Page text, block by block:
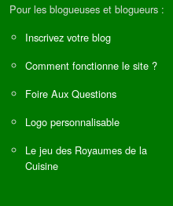
Pour les blogueuses et blogueurs :
Inscrivez votre blog
Comment fonctionne le site ?
Foire Aux Questions
Logo personnalisable
Le jeu des Royaumes de la
Cuisine